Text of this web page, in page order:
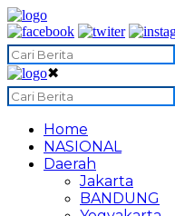
✖
Home
NASIONAL
Daerah
Jakarta
BANDUNG